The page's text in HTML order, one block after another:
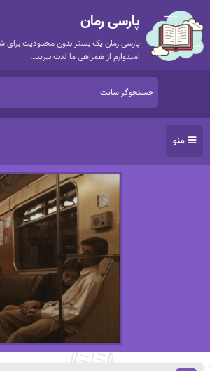
پارسی رمان
پارسی رمان یک بستر بدون محدودیت برای
امیدوارم از همراهی ما لذت ببرید…
منو